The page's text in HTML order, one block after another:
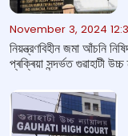
November 3, 2024
নিয়ন্ত্রণবিহীন জমা আঁচনি
প্ৰক্ৰিয়া সন্দৰ্ভত গুৱাহাটী